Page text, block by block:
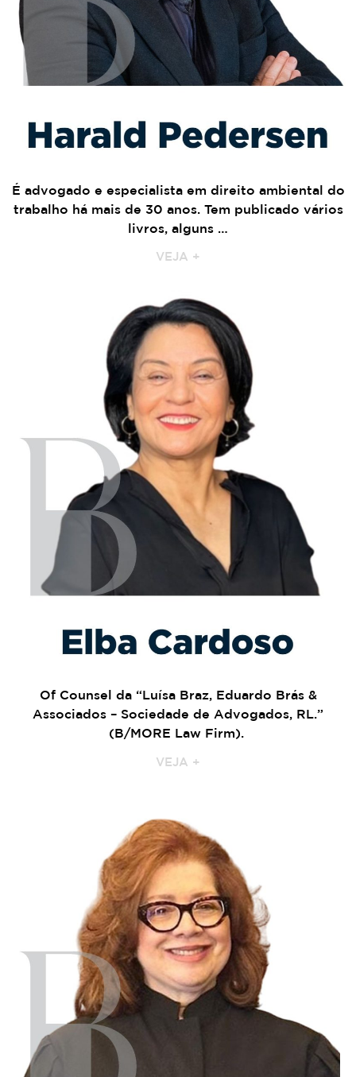
É advogado e especialista em direito ambiental do
trabalho há mais de 30 anos. Tem publicado vários
livros, alguns …
VEJA +
Of Counsel da “Luísa Braz, Eduardo Brás &
Associados – Sociedade de Advogados, RL.”
(B/MORE Law Firm).
VEJA +